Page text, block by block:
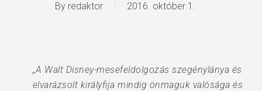
By redaktor 2016. október 1.
„A Walt Disney-mesefeldolgozás szegénylánya és
elvarázsolt királyfija mindig önmaguk valósága és